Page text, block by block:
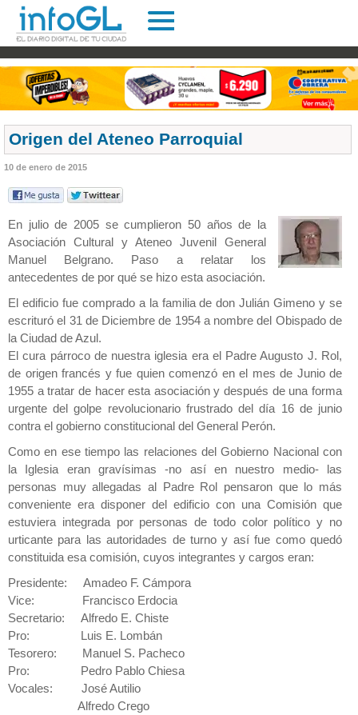
Origen del Ateneo Parroquial
10 de enero de 2015
En julio de 2005 se cumplieron 50 años de la
Asociación Cultural y Ateneo Juvenil General
Manuel Belgrano. Paso a relatar los
antecedentes de por qué se hizo esta asociación.
El edificio fue comprado a la familia de don Julián Gimeno y se
escrituró el 31 de Diciembre de 1954 a nombre del Obispado de
la Ciudad de Azul.
El cura párroco de nuestra iglesia era el Padre Augusto J. Rol,
de origen francés y fue quien comenzó en el mes de Junio de
1955 a tratar de hacer esta asociación y después de una forma
urgente del golpe revolucionario frustrado del día 16 de junio
contra el gobierno constitucional del General Perón.
Como en ese tiempo las relaciones del Gobierno Nacional con
la Iglesia eran gravísimas -no así en nuestro medio- las
personas muy allegadas al Padre Rol pensaron que lo más
conveniente era disponer del edificio con una Comisión que
estuviera integrada por personas de todo color político y no
urticante para las autoridades de turno y así fue como quedó
constituida esa comisión, cuyos integrantes y cargos eran:
Presidente: Amadeo F. Cámpora
Vice: Francisco Erdocia
Secretario: Alfredo E. Chiste
Pro: Luis E. Lombán
Tesorero: Manuel S. Pacheco
Pro: Pedro Pablo Chiesa
Vocales: José Autilio
Alfredo Crego